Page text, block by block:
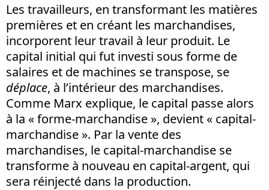
Les travailleurs, en transformant les matières
premières et en créant les marchandises,
incorporent leur travail à leur produit. Le
capital initial qui fut investi sous forme de
salaires et de machines se transpose, se
déplace, à l’intérieur des marchandises.
Comme Marx explique, le capital passe alors
à la « forme-marchandise », devient « capital-
marchandise ». Par la vente des
marchandises, le capital-marchandise se
transforme à nouveau en capital-argent, qui
sera réinjecté dans la production.